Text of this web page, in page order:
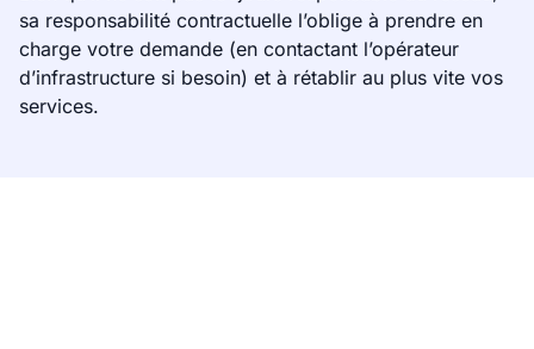
sa responsabilité contractuelle l’oblige à prendre en
charge votre demande (en contactant l’opérateur
d’infrastructure si besoin) et à rétablir au plus vite vos
services.